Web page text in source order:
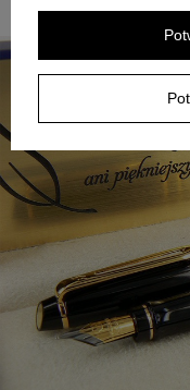
przy wręczeniu i